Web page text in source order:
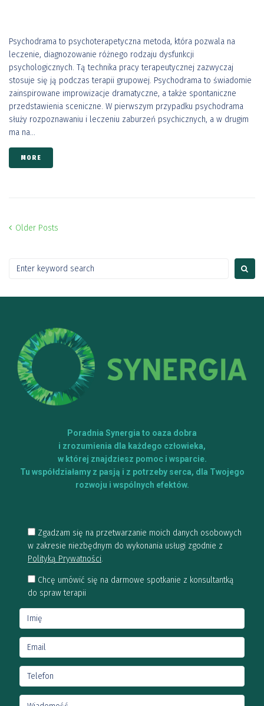
Psychodrama to psychoterapetyczna metoda, która pozwala na
leczenie, diagnozowanie różnego rodzaju dysfunkcji
psychologicznych. Tą technika pracy terapeutycznej zazwyczaj
stosuje się ją podczas terapii grupowej. Psychodrama to świadomie
zainspirowane improwizacje dramatyczne, a także spontaniczne
przedstawienia sceniczne. W pierwszym przypadku psychodrama
służy rozpoznawaniu i leczeniu zaburzeń psychicznych, a w drugim
ma na...
MORE
Older Posts
Poradnia Synergia to oaza dobra
i zrozumienia dla każdego człowieka,
w której znajdziesz pomoc i wsparcie.
Tu współdziałamy z pasją i z potrzeby serca, dla Twojego
rozwoju i wspólnych efektów.
Zgadzam się na przetwarzanie moich danych osobowych
w zakresie niezbędnym do wykonania usługi zgodnie z
Polityką Prywatności.
Chcę umówić się na darmowe spotkanie z konsultantką
do spraw terapii